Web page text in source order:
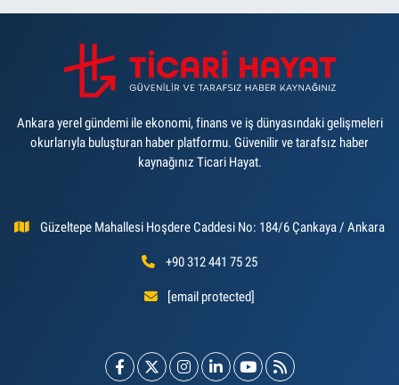
Ankara yerel gündemi ile ekonomi, finans ve iş dünyasındaki gelişmeleri
okurlarıyla buluşturan haber platformu. Güvenilir ve tarafsız haber
kaynağınız Ticari Hayat.
Güzeltepe Mahallesi Hoşdere Caddesi No: 184/6 Çankaya / Ankara
+90 312 441 75 25
[email protected]